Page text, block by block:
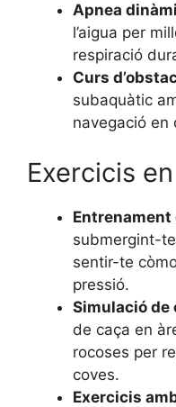
Apnea
l’aigua per
respiració
Curs
subaquàtic
navegació en
Exercicis
submergint-
sentir-te
pressió.
Simulació de
de caça en
rocoses per
coves.
Exercicis